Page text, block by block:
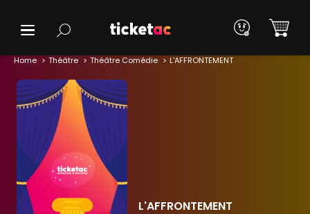
Home Théâtre Théâtre Comédie L'AFFRONTEMENT
L'AFFRONTEMENT